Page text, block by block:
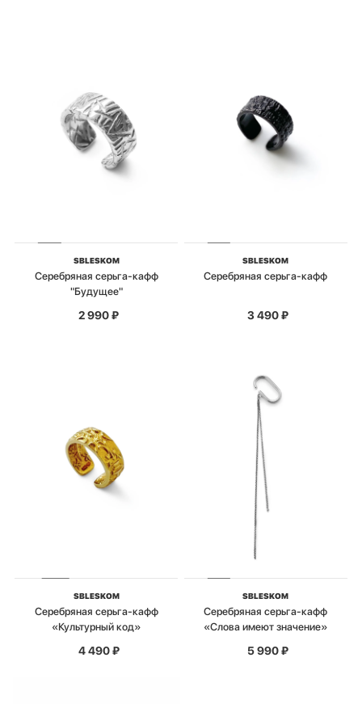
SBLESKOM
Серебряная серьга-кафф
"Будущее"
2 990₽
SBLESKOM
Серебряная серьга-кафф
3 490₽
SBLESKOM
Серебряная серьга-кафф
«Культурный код»
4 490₽
SBLESKOM
Серебряная серьга-кафф
«Слова имеют значение»
5 990₽